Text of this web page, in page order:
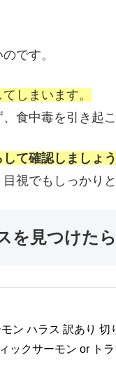
です。
てしまいます。
食中毒を引き起
て確認しましょう
視でもしっかりと
を見つけたら
ン ハラス 訳あり
ックサーモン or ト